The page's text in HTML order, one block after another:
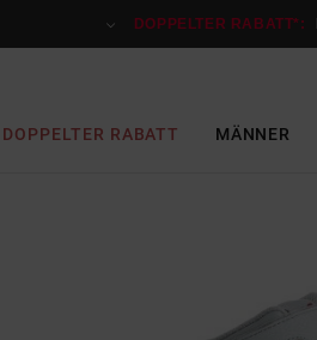
DOPPELTER RABATT*:
DOPPELTER RABATT MÄNNER